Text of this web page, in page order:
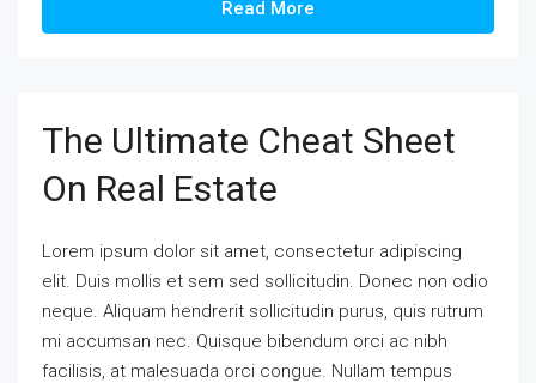
Read More
The Ultimate Cheat Sheet
On Real Estate
Lorem ipsum dolor sit amet, consectetur adipiscing
elit. Duis mollis et sem sed sollicitudin. Donec non odio
neque. Aliquam hendrerit sollicitudin purus, quis rutrum
mi accumsan nec. Quisque bibendum orci ac nibh
facilisis, at malesuada orci congue. Nullam tempus